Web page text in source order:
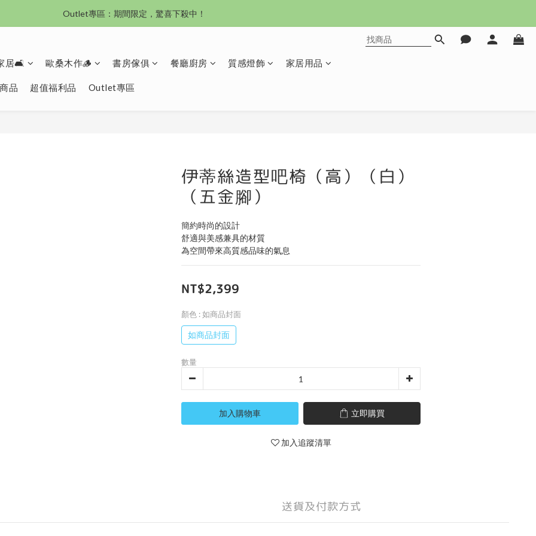
沙發新登場｜想躺就躺，頭等艙到商務艙一次擁有
Outlet專區：期間限定，驚喜下殺中！
居🛋️ 歐桑木作🪵 書房傢俱 餐廳廚房 質感燈飾 家居用品
品 超值福利品 Outlet專區
伊蒂絲造型吧椅（高）（白）
（五金腳）
簡約時尚的設計
舒適與美感兼具的材質
為空間帶來高質感品味的氣息
NT$2,399
顏色 : 如商品封面
如商品封面
數量
加入購物車 立即購買
加入追蹤清單
送貨及付款方式